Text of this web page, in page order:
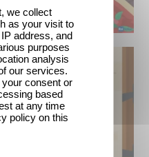
we collect
as your visit to
address, and
purposes
analysis
our services.
consent or
based
at any time
policy on this